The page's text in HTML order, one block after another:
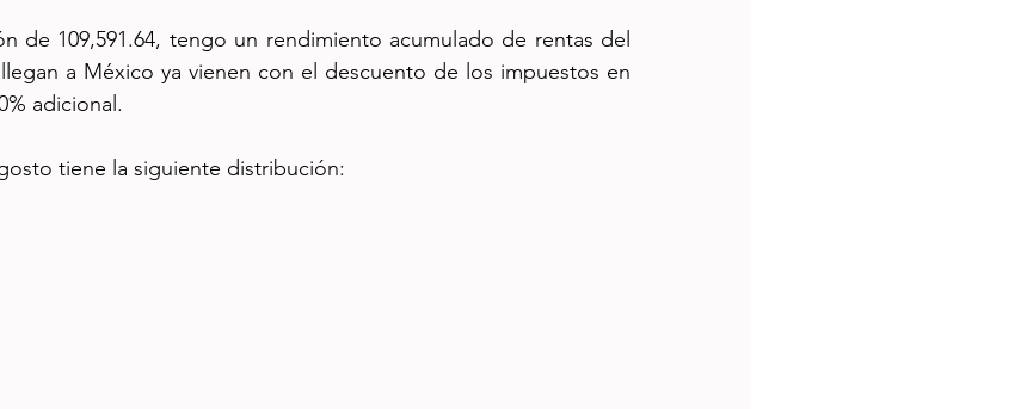
de 109,591.64, tengo un rendimiento acumulado de rentas del
a México ya vienen con el descuento de los impuestos en
adicional.
tiene la siguiente distribución: